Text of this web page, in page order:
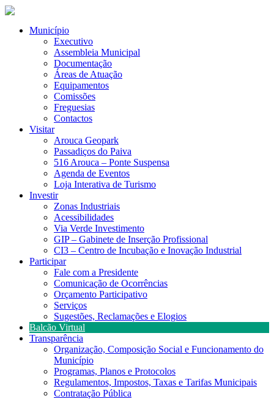
Município
Executivo
Assembleia Municipal
Documentação
Áreas de Atuação
Equipamentos
Comissões
Freguesias
Contactos
Visitar
Arouca Geopark
Passadiços do Paiva
516 Arouca – Ponte Suspensa
Agenda de Eventos
Loja Interativa de Turismo
Investir
Zonas Industriais
Acessibilidades
Via Verde Investimento
GIP – Gabinete de Inserção Profissional
CI3 – Centro de Incubação e Inovação Industrial
Participar
Fale com a Presidente
Comunicação de Ocorrências
Orçamento Participativo
Serviços
Sugestões, Reclamações e Elogios
Balcão Virtual
Transparência
Organização, Composição Social e Funcionamento do
Município
Programas, Planos e Protocolos
Regulamentos, Impostos, Taxas e Tarifas Municipais
Contratação Pública